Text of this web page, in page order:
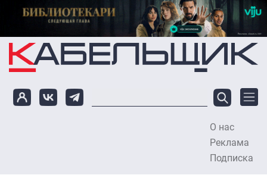
Перейти к основному содержанию
О нас
Реклама
Подписка